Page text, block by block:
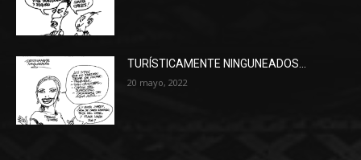
TURÍSTICAMENTE NINGUNEADOS…
20 mayo, 2022